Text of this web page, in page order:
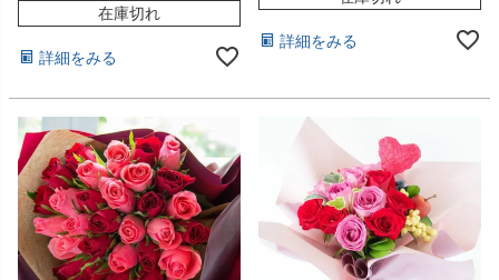
在庫切れ
詳細をみる
詳細をみる